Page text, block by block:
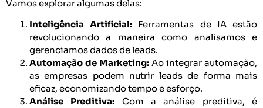
Vamos explorar algumas delas:
Inteligência Artificial: Ferramentas de IA estão
revolucionando a maneira como analisamos e
gerenciamos dados de leads.
Automação de Marketing: Ao integrar automação,
as empresas podem nutrir leads de forma mais
eficaz, economizando tempo e esforço.
Análise Preditiva: Com a análise preditiva, é